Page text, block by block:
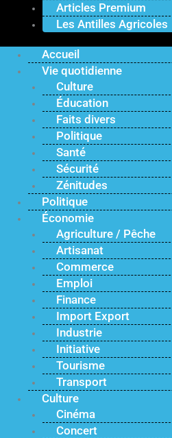
Articles Premium
Les Antilles Agricoles
Accueil
Vie quotidienne
Culture
Éducation
Faits divers
Politique
Santé
Sécurité
Zénitudes
Politique
Économie
Agriculture / Pêche
Artisanat
Commerce
Emploi
Finance
Import Export
Industrie
Initiative
Tourisme
Transport
Culture
Cinéma
Concert